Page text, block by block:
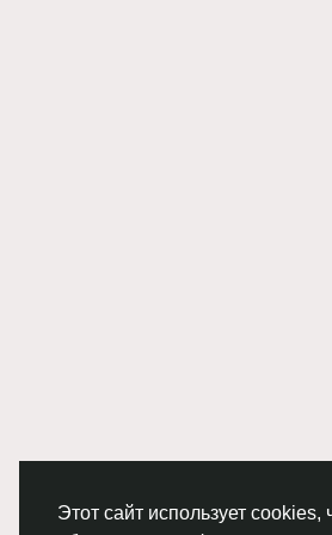
Этот сайт использует cookies,